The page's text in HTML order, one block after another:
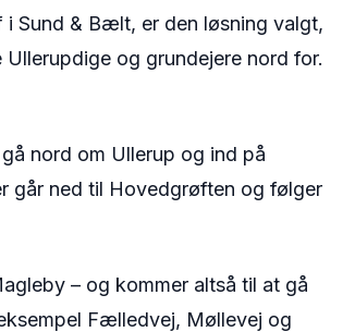
i Sund & Bælt, er den løsning valgt,
og grundejere nord for.
nord om Ullerup og ind på
går ned til Hovedgrøften og følger
– og kommer altså til at gå
Fælledvej, Møllevej og